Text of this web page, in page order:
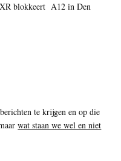
XR blokkeert A12 in Den
te krijgen en op die
wat staan we wel en niet